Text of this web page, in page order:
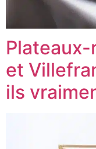
Plateaux-
et
ils